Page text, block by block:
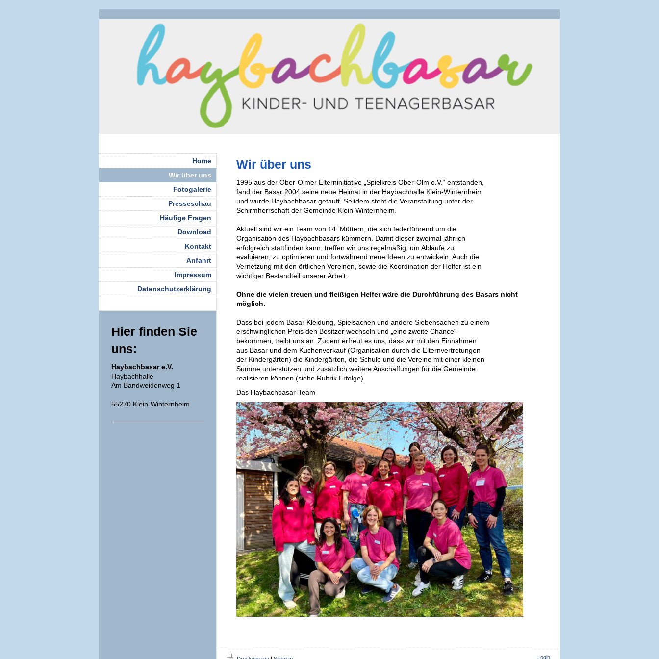
Wir über uns
1995 aus der Ober-Olmer Elterninitiative „Spielkreis Ober-Olm e.V.“ entstanden,
fand der Basar 2004 seine neue Heimat in der Haybachhalle Klein-Winternheim
und wurde Haybachbasar getauft. Seitdem steht die Veranstaltung unter der
Schirmherrschaft der Gemeinde Klein-Winternheim.
Aktuell sind wir ein Team von 14 Müttern, die sich federführend um die
Organisation des Haybachbasars kümmern. Damit dieser zweimal jährlich
erfolgreich stattfinden kann, treffen wir uns regelmäßig, um Abläufe zu
evaluieren, zu optimieren und fortwährend neue Ideen zu entwickeln. Auch die
Vernetzung mit den örtlichen Vereinen, sowie die Koordination der Helfer ist ein
wichtiger Bestandteil unserer Arbeit.
Ohne die vielen treuen und fleißigen Helfer wäre die Durchführung des Basars nicht
möglich.
Dass bei jedem Basar Kleidung, Spielsachen und andere Siebensachen zu einem
erschwinglichen Preis den Besitzer wechseln und „eine zweite Chance“
bekommen, treibt uns an. Zudem erfreut es uns, dass wir mit den Einnahmen
aus Basar und dem Kuchenverkauf (Organisation durch die Elternvertretungen
der Kindergärten) die Kindergärten, die Schule und die Vereine mit einer kleinen
Summe unterstützen und zusätzlich weitere Anschaffungen für die Gemeinde
realisieren können (siehe Rubrik Erfolge).
Das Haybachbasar-Team
Home
Wir über uns
Fotogalerie
Presseschau
Häufige Fragen
Download
Kontakt
Anfahrt
Impressum
Datenschutzerklärung
Hier finden Sie
uns:
Haybachbasar e.V.
Haybachhalle
Am Bandweidenweg 1
55270 Klein-Winternheim
Login